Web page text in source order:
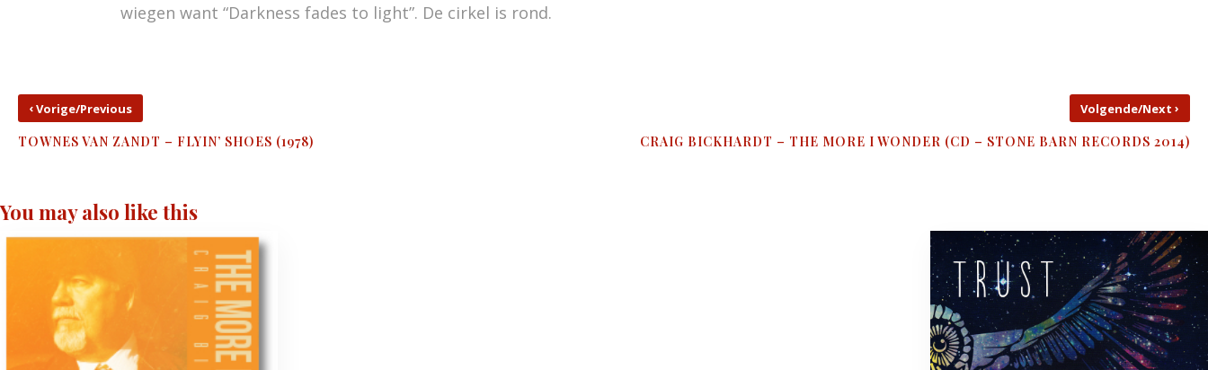
wiegen want “Darkness fades to light”. De cirkel is rond.
‹Vorige/Previous
TOWNES VAN ZANDT – FLYIN’ SHOES (1978)
Volgende/Next ›
CRAIG BICKHARDT – THE MORE I WONDER (CD – STONE BARN RECORDS 2014)
You may also like this